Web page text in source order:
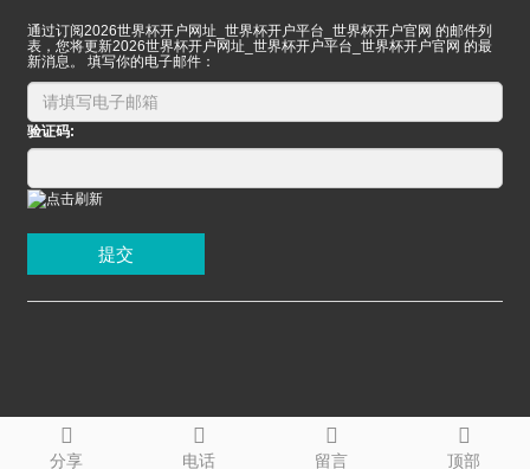
分享 电话 留言 顶部
通过订阅2026世界杯开户网址_世界杯开户平台_世界杯开户官网 的邮件列
表，您将更新2026世界杯开户网址_世界杯开户平台_世界杯开户官网 的最
新消息。 填写你的电子邮件：
验证码:
提交